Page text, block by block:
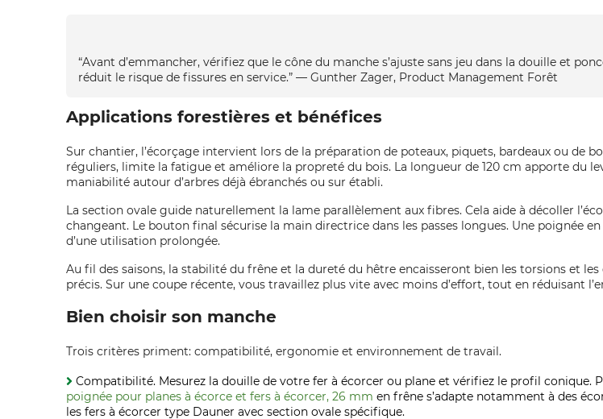
“Avant d’emmancher, vérifiez que le cône du manche s’ajuste sans jeu dans la douille et
réduit le risque de fissures en service.” — Gunther Zager, Product Management Forêt
Applications forestières et bénéfices
Sur chantier, l’écorçage intervient lors de la préparation de poteaux, piquets, bardeaux ou de
réguliers, limite la fatigue et améliore la propreté du bois. La longueur de 120 cm apporte du
maniabilité autour d’arbres déjà ébranchés ou sur établi.
La section ovale guide naturellement la lame parallèlement aux fibres. Cela aide à décoller
changeant. Le bouton final sécurise la main directrice dans les passes longues. Une poignée
d’une utilisation prolongée.
Au fil des saisons, la stabilité du frêne et la dureté du hêtre encaisseront bien les torsions et
précis. Sur une coupe récente, vous travaillez plus vite avec moins d’effort, tout en réduisant
Bien choisir son manche
Trois critères priment: compatibilité, ergonomie et environnement de travail.
Compatibilité. Mesurez la douille de votre fer à écorcer ou plane et vérifiez le profil conique.
poignée pour planes à écorce et fers à écorcer, 26 mm en frêne s’adapte notamment à des
les fers à écorcer type Dauner avec section ovale spécifique.